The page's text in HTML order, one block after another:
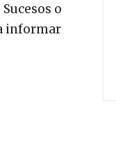
o
informar